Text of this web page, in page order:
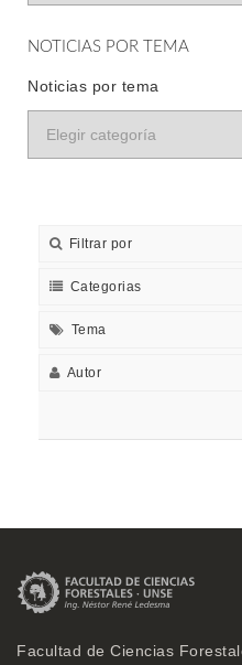
NOTICIAS POR TEMA
Noticias por tema
Filtrar por
Categorias
Tema
Autor
Facultad de Ciencias